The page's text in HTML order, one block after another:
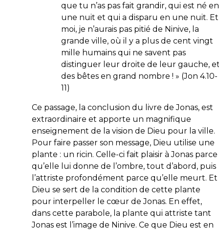
que tu n’as pas fait grandir, qui est né en
une nuit et qui a disparu en une nuit. Et
moi, je n’aurais pas pitié de Ninive, la
grande ville, où il y a plus de cent vingt
mille humains qui ne savent pas
distinguer leur droite de leur gauche,
des bêtes en grand nombre ! » (Jon 4.10-
11)
Ce passage, la conclusion du livre de Jonas, est
extraordinaire et apporte un magnifique
enseignement de la vision de Dieu pour la ville.
Pour faire passer son message, Dieu utilise une
plante : un ricin. Celle-ci fait plaisir à Jonas parce
qu’elle lui donne de l’ombre, tout d’abord, puis
l’attriste profondément parce qu’elle meurt. Et
Dieu se sert de la condition de cette plante
pour interpeller le cœur de Jonas. En effet,
dans cette parabole, la plante qui attriste tant
Jonas est l’image de Ninive. Ce que Dieu est en